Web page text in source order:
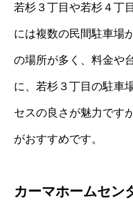
若杉３丁目や若杉４丁
には複数の民間駐車場
の場所が多く、料金や
に、若杉３丁目の駐車
セスの良さが魅力です
がおすすめです。
カーマホームセン